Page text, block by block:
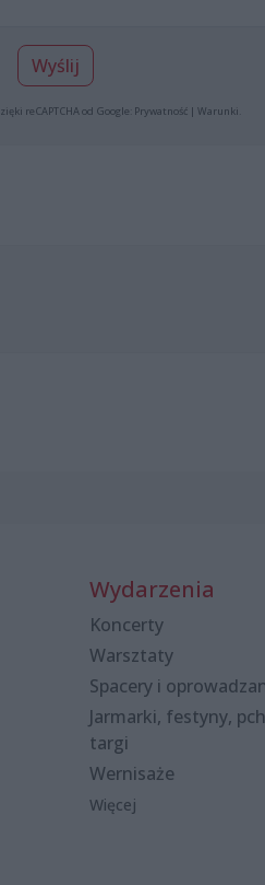
Wyślij
reCAPTCHA od Google: Prywatność| Warunki
Wydarzenia
Koncerty
Warsztaty
Spacery i
Jarmarki, festyny,
targi
Wernisaże
Więcej